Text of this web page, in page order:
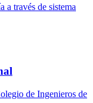
a través de sistema
de Ingenieros de